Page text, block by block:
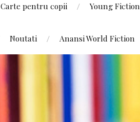
Carte pentru copii Young Fiction
Noutati Anansi World Fiction